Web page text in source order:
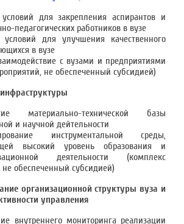
для закрепления аспирантов и
педагогических работников в вузе
условий для улучшения качественного
в вузе
с вузами и предприятиями
не обеспеченный субсидией)
материально-технической базы
и научной дейтельности
инструментальной среды,
высокий уровень образования и
деятельности (комплекс
обеспеченный субсидией)
организационной структуры вуза и
управления
внутреннего мониторинга реализации